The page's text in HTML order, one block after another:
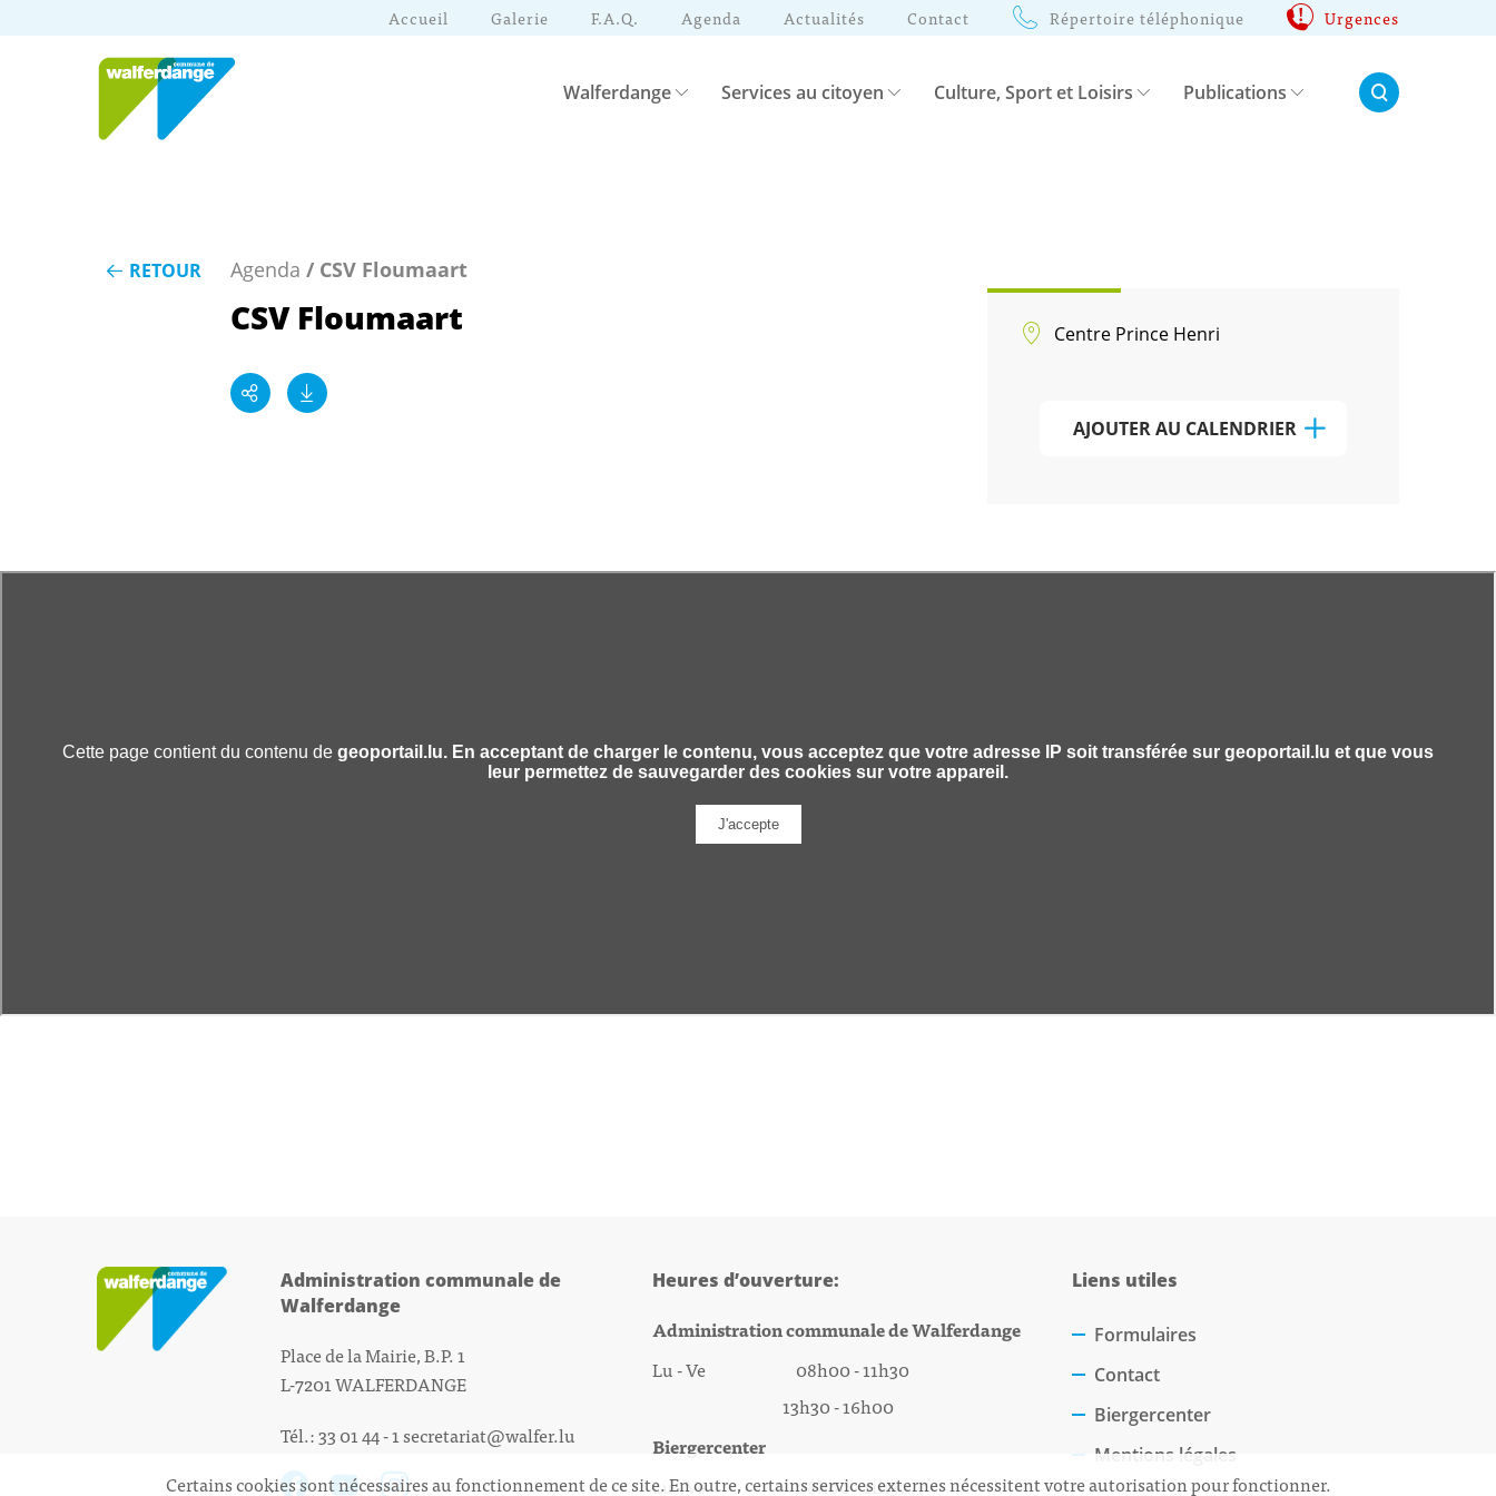
Accueil Galerie F.A.Q. Agenda Actualités Contact Répertoire téléphonique Urgences
Walferdange Services au citoyen Culture, Sport et Loisirs Publications Rechercher:
RETOUR Agenda / CSV Floumaart
CSV Floumaart Centre Prince Henri
AJOUTER AU CALENDRIER
Administration communale de
Walferdange
Place de la Mairie, B.P. 1
L-7201 WALFERDANGE
Tél.: 33 01 44 - 1secretariat@walfer.lu
Heures d’ouverture:
Administration communale de Walferdange
Lu - Ve 08h00 - 11h30
13h30 - 16h00
Biergercenter
Lu - Ve 08h00 - 11h30
Liens utiles
Formulaires
Contact
Biergercenter
Mentions légales
Certains cookies sont nécessaires au fonctionnement de ce site. En outre, certains services externes nécessitent votre autorisation pour fonctionner.